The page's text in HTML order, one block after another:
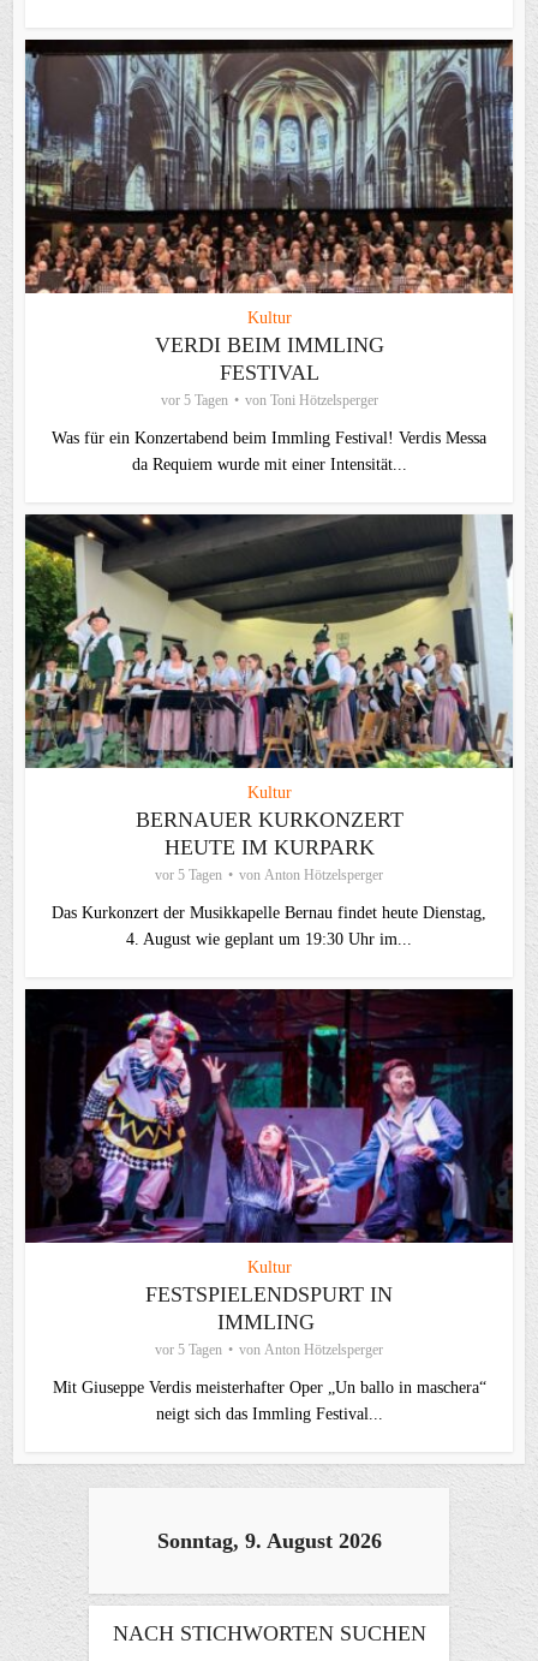
Kultur
VERDI BEIM IMMLING
FESTIVAL
vor 5 Tagen von Toni Hötzelsperger
Was für ein Konzertabend beim Immling Festival! Verdis Messa
da Requiem wurde mit einer Intensität...
Kultur
BERNAUER KURKONZERT
HEUTE IM KURPARK
vor 5 Tagen von Anton Hötzelsperger
Das Kurkonzert der Musikkapelle Bernau findet heute Dienstag,
4. August wie geplant um 19:30 Uhr im...
Kultur
FESTSPIELENDSPURT IN
IMMLING
vor 5 Tagen von Anton Hötzelsperger
Mit Giuseppe Verdis meisterhafter Oper „Un ballo in maschera“
neigt sich das Immling Festival...
Sonntag, 9. August 2026
NACH STICHWORTEN SUCHEN